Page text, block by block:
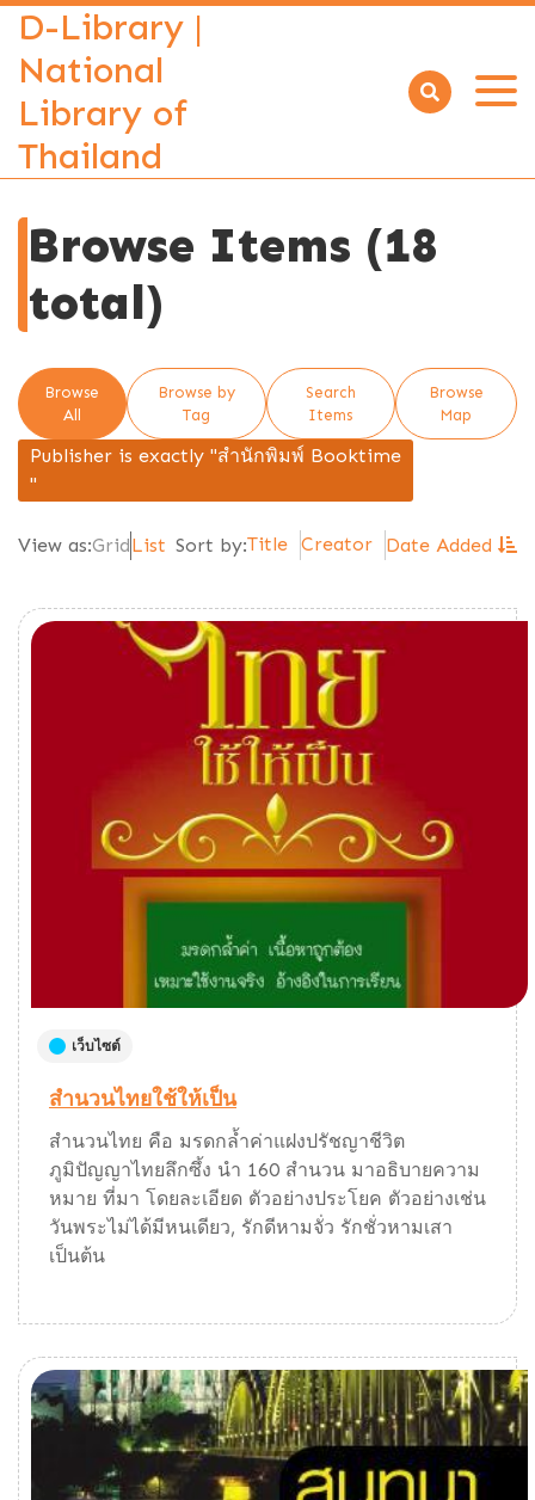
D-Library |
National
Library of
Thailand
Open
Browse Items (18
total)
Browse
All
Browse by
Tag
Search
Items
Browse
Map
Publisher is exactly "สำนักพิมพ์ Booktime
"
View as:GridList Sort by:Title Creator Date Added
เว็บไซต์
สำนวนไทยใช้ให้เป็น
สำนวนไทย คือ มรดกล้ำค่าแฝงปรัชญาชีวิต
ภูมิปัญญาไทยลึกซึ้ง นำ 160 สำนวน มาอธิบายความ
หมาย ที่มา โดยละเอียด ตัวอย่างประโยค ตัวอย่างเช่น
วันพระไม่ได้มีหนเดียว, รักดีหามจั่ว รักชั่วหามเสา
เป็นต้น